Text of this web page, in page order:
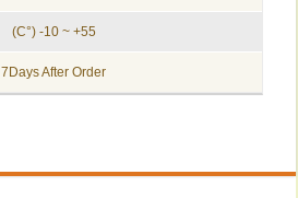
55+ ~ 10- (°C)
7Days After Order